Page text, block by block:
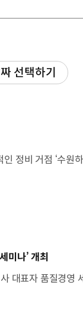
선택하기
미나’ 개최